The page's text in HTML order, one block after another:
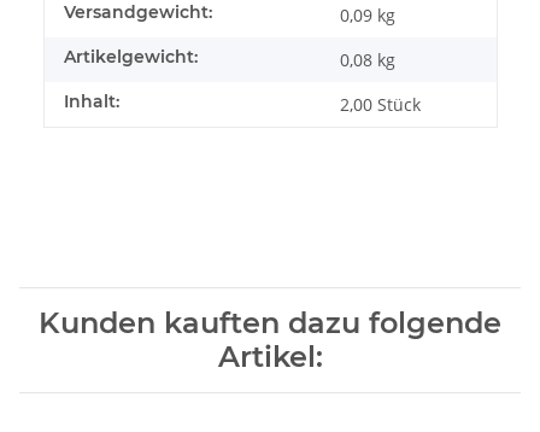
Produkteigenschaft
Wert
Versandgewicht: 0,09 kg
Artikelgewicht: 0,08 kg
Inhalt: 2,00 Stück
Kunden kauften dazu folgende
Artikel: